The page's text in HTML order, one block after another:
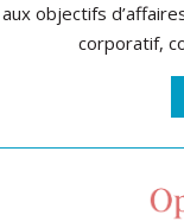
aux objectifs
corporatif,